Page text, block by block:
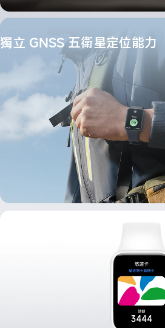
獨立 GNSS 五衛星定位能力